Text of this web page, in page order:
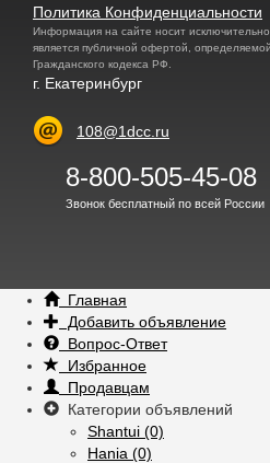
Политика Конфиденциальности
Информация на сайте носит
является публичной офертой,
Гражданского кодекса РФ.
г. Екатеринбург
108@1dcc.ru
8-800-505-45-08
Звонок бесплатный по всей России
Главная
Добавить объявление
Вопрос-Ответ
Избранное
Продавцам
Категории объявлений
Shantui (0)
Hania (0)